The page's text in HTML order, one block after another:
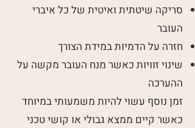
סריקה שיטתית ואיטית של כל איברי
העובר
חזרה על הדמיות במידת הצורך
שינוי זוויות כאשר מנח העובר מקשה על
ההערכה
זמן נוסף עשוי להיות משמעותי במיוחד
כאשר קיים ממצא גבולי או קושי טכני